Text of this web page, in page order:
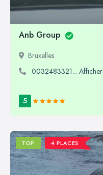
Anb Group
Bruxelles
0032483321... Afficher
5
TOP 4 PLACES